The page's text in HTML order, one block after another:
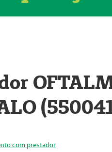
com prestador